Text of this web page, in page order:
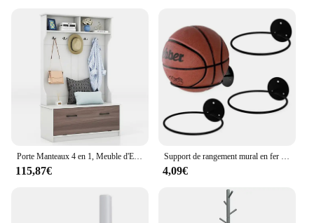
Porte Manteaux 4 en 1, Meuble d'Entrée avec Banc à Chaussures à Porte, 5 Crochets, 4 Compartiments, Vestiaire pour Salon, Entrée, Couloir, 100 x 40 x 160 cm
115,87€
Support de rangement mural en fer pour basket-Ball, Football, volley-Ball, support de rangement mural pour balles
4,09€